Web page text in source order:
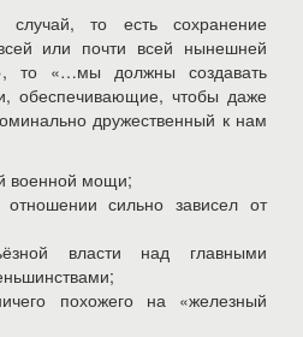
то есть сохранение
или почти всей нынешней
то «…мы должны создавать
обеспечивающие, чтобы даже
дружественный к нам
военной мощи;
отношении сильно зависел от
власти над главными
похожего на «железный